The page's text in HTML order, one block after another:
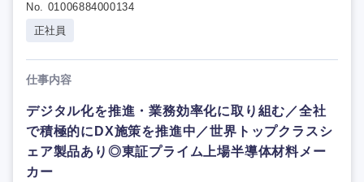
No. 01006884000134
正社員
仕事内容
デジタル化を推進・業務効率化に取り組む／全社
で積極的にDX施策を推進中／世界トップクラスシ
ェア製品あり◎東証プライム上場半導体材料メー
カー